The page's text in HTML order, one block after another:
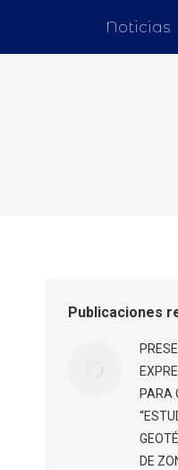
Noticias
Publicaciones
PARA
DE